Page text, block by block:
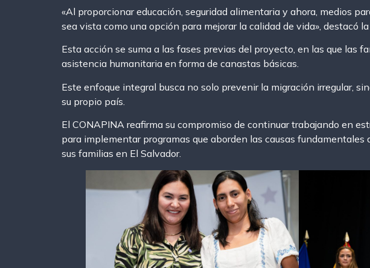
«Al proporcionar educación, seguridad alimentaria y ahora, medios
sea vista como una opción para mejorar la calidad de vida», destacó
Esta acción se suma a las fases previas del proyecto, en las que las
asistencia humanitaria en forma de canastas básicas.
Este enfoque integral busca no solo prevenir la migración irregular,
su propio país.
El CONAPINA reafirma su compromiso de continuar trabajando en
para implementar programas que aborden las causas
sus familias en El Salvador.